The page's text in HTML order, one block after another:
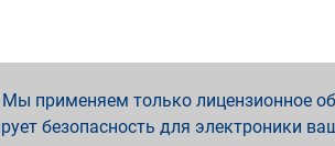
применяем только лицензионное
безопасность для электроники